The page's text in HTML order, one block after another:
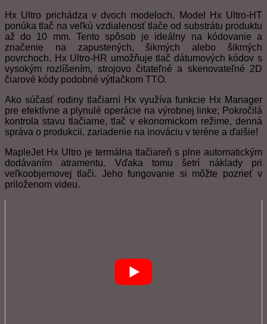
Hx Ultro prichádza v dvoch modeloch. Model Hx Ultro-HT
ponúka tlač na veľkú vzdialenosť tlače od substrátu produktu
až do 10 mm. Tento spôsob je ideálny na kódovanie a
značenie na zapustených, šikmých alebo šikmých
povrchoch. Hx Ultro-HR umožňuje tlač dátumových kódov s
vysokým rozlíšením, strojovo čitateľné a skenovateľné 2D
čiarové kódy podobné výtlačkom TTO.
Ako súčasť rodiny tlačiarní Hx využíva funkcie Hx Manager
pre efektívne a plynulé operácie na výrobnej linke; Pokročilá
kontrola stavu tlačiarne, tlač v ekonomickom režime, denná
správa o produkcii, zariadenie na inováciu v teréne a ďalšie!
MapleJet Hx Ultro je termálna tlačiareň s plne automatickým
dodávaním atramentu. Vďaka tomu šetrí náklady pri
veľkoobjemovej tlači. Jeho fungovanie si môžte pozrieť v
priloženom videu.